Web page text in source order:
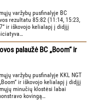
varžybų pusfinalyje BC
rezultatu 85:82 (11:14, 15:23,
ir iškovojo kelialapį į didįjį
palaužė BC „Boom“ ir
varžybų pusfinalyje KKL NGT
ir iškovojo kelialapį į didįjį
minučių klostėsi labai
kovingą…